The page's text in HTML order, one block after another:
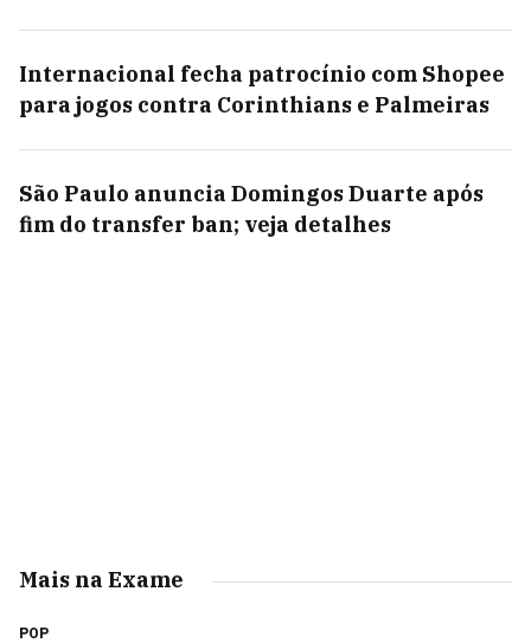
Internacional fecha patrocínio com Shopee
para jogos contra Corinthians e Palmeiras
São Paulo anuncia Domingos Duarte após
fim do transfer ban; veja detalhes
Mais na Exame
POP